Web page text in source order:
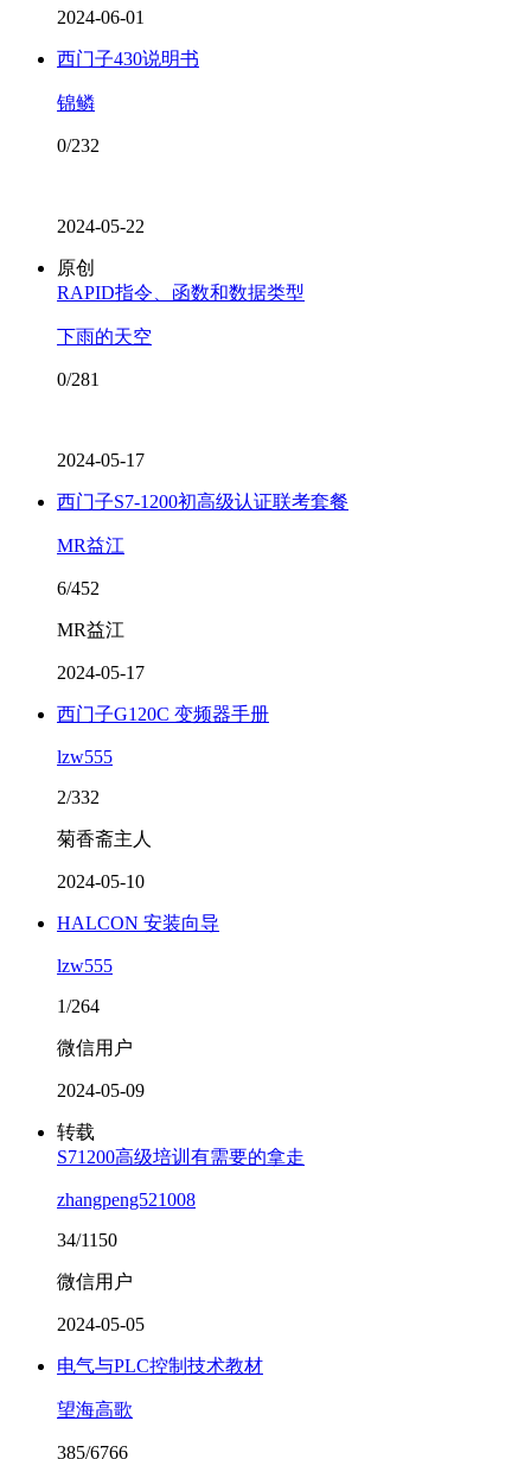
2024-06-01
西门子430说明书
锦鳞
0/232
2024-05-22
原创
RAPID指令、函数和数据类型
下雨的天空
0/281
2024-05-17
西门子S7-1200初高级认证联考套餐
MR益江
6/452
MR益江
2024-05-17
西门子G120C 变频器手册
lzw555
2/332
菊香斋主人
2024-05-10
HALCON 安装向导
lzw555
1/264
微信用户
2024-05-09
转载
S71200高级培训有需要的拿走
zhangpeng521008
34/1150
微信用户
2024-05-05
电气与PLC控制技术教材
望海高歌
385/6766